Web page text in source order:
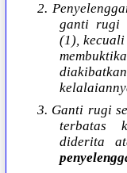
2.
ganti rugi
(1),
3. Ganti rugi
terbatas
diderita